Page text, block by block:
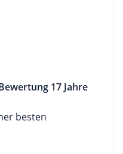
17 Jahre
besten